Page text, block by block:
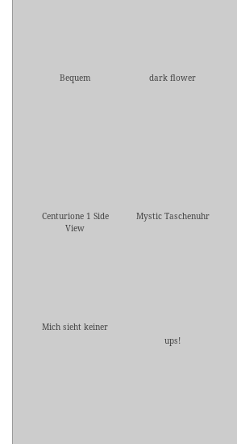
Bequem dark flower
Centurione 1 Side
View
Mystic Taschenuhr
Mich sieht keiner
ups!